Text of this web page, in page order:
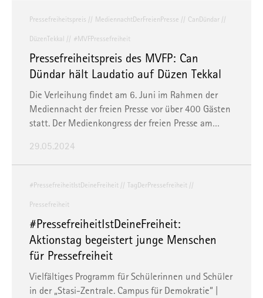
Pressefreiheitspreis MediennachtDerFreienPresse CanDündar
DüzenTekkal #MVFPressefreiheit
Pressefreiheitspreis des MVFP: Can
Dündar hält Laudatio auf Düzen Tekkal
Die Verleihung findet am 6. Juni im Rahmen der
Mediennacht der freien Presse vor über 400 Gästen
statt. Der Medienkongress der freien Presse am…
29.05.2024
#PressefreiheitIstDeineFreiheit TagDerPressefreiheit
Pressefreiheit
#PressefreiheitIstDeineFreiheit:
Aktionstag begeistert junge Menschen
für Pressefreiheit
Vielfältiges Programm für Schülerinnen und Schüler
in der „Stasi-Zentrale. Campus für Demokratie“ |